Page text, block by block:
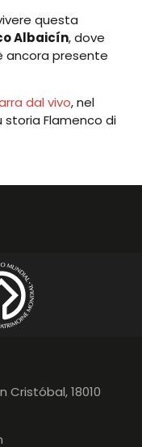
questa
Albaicín, dove
ancora presente
dal vivo, nel
storia Flamenco di
Cristóbal, 18010